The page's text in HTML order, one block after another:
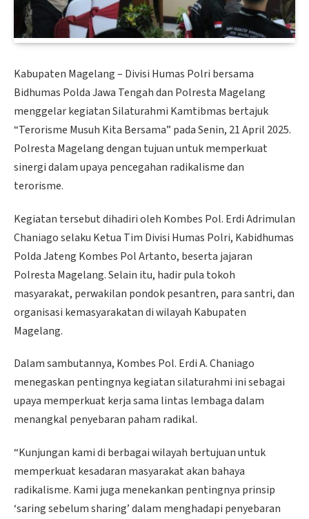
Kabupaten Magelang – Divisi Humas Polri bersama
Bidhumas Polda Jawa Tengah dan Polresta Magelang
menggelar kegiatan Silaturahmi Kamtibmas bertajuk
“Terorisme Musuh Kita Bersama” pada Senin, 21 April 2025.
Polresta Magelang dengan tujuan untuk memperkuat
sinergi dalam upaya pencegahan radikalisme dan
terorisme.
Kegiatan tersebut dihadiri oleh Kombes Pol. Erdi Adrimulan
Chaniago selaku Ketua Tim Divisi Humas Polri, Kabidhumas
Polda Jateng Kombes Pol Artanto, beserta jajaran
Polresta Magelang. Selain itu, hadir pula tokoh
masyarakat, perwakilan pondok pesantren, para santri, dan
organisasi kemasyarakatan di wilayah Kabupaten
Magelang.
Dalam sambutannya, Kombes Pol. Erdi A. Chaniago
menegaskan pentingnya kegiatan silaturahmi ini sebagai
upaya memperkuat kerja sama lintas lembaga dalam
menangkal penyebaran paham radikal.
“Kunjungan kami di berbagai wilayah bertujuan untuk
memperkuat kesadaran masyarakat akan bahaya
radikalisme. Kami juga menekankan pentingnya prinsip
‘saring sebelum sharing’ dalam menghadapi penyebaran